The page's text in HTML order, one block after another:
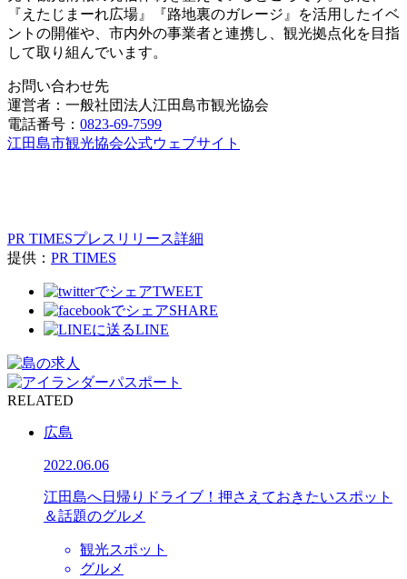
『えたじまーれ広場』『路地裏のガレージ』を活用したイベ
ントの開催や、市内外の事業者と連携し、観光拠点化を目指
して取り組んでいます。
お問い合わせ先
運営者：一般社団法人江田島市観光協会
電話番号： 0823-69-7599
江田島市観光協会公式ウェブサイト
PR TIMESプレスリリース詳細
提供： PR TIMES
TWEET
SHARE
LINE
RELATED
広島
2022.06.06
江田島へ日帰りドライブ！押さえておきたいスポット
＆話題のグルメ
観光スポット
グルメ